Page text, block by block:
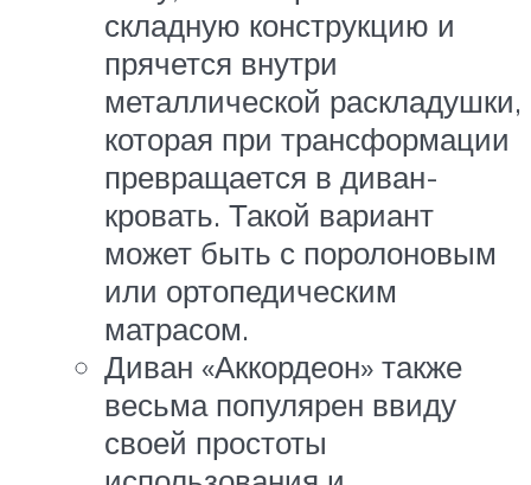
складную конструкцию и
прячется внутри
металлической раскладушки,
которая при трансформации
превращается в диван-
кровать. Такой вариант
может быть с поролоновым
или ортопедическим
матрасом.
Диван «Аккордеон» также
весьма популярен ввиду
своей простоты